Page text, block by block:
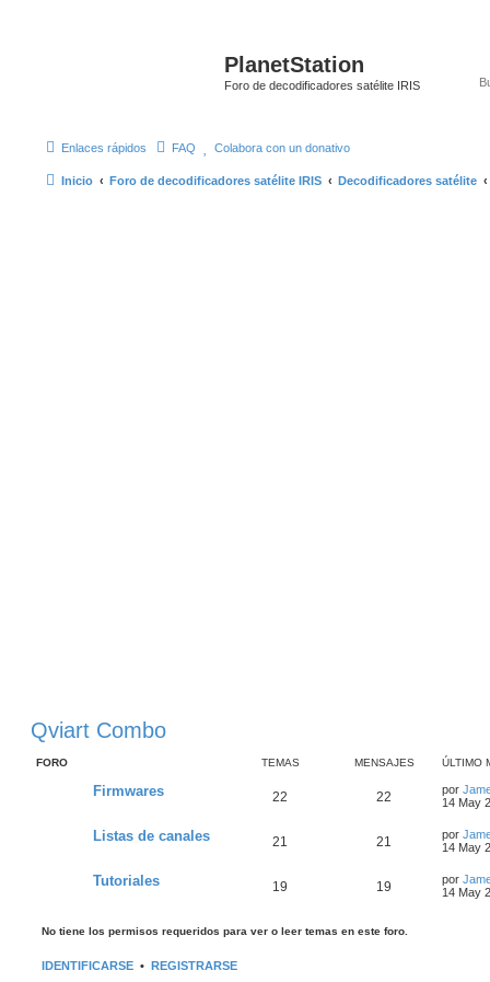
PlanetStation
Foro de decodificadores satélite IRIS
Enlaces rápidos FAQ Colabora con un donativo
Inicio Foro de decodificadores satélite IRIS Decodificadores satélite
Qviart Combo
FORO TEMAS MENSAJES ÚLTIMO
Firmwares 22 22 por
14 May
Listas de canales 21 21 por
14 May
Tutoriales 19 19 por
14 May
No tiene los permisos requeridos para ver o leer temas en este foro.
IDENTIFICARSE • REGISTRARSE